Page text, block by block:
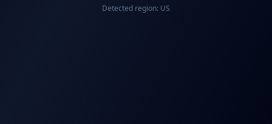
Detected region: US